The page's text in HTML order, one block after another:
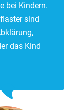
bei Kindern.
sind
das Kind